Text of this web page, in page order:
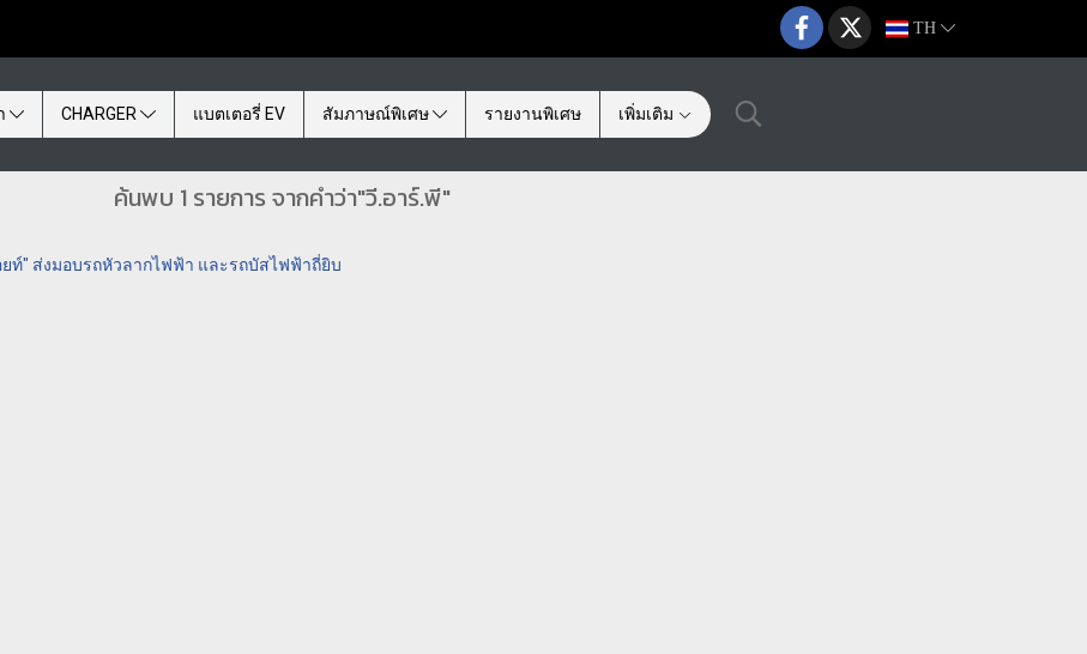
TH
CHARGER แบตเตอรี่ EV สัมภาษณ์พิเศษ รายงานพิเศษ เพิ่มเติม
ค้นพบ 1 รายการ จากคำว่า"วี.อาร์.พี"
ท์" ส่งมอบรถหัวลากไฟฟ้า และรถบัสไฟฟ้าถี่ยิบ